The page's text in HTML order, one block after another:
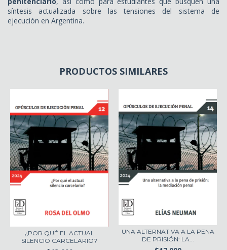
síntesis actualizada sobre las tensiones del sistema de
ejecución en Argentina.
PRODUCTOS SIMILARES
¿POR QUÉ EL ACTUAL
SILENCIO CARCELARIO?
UNA ALTERNATIVA A LA PENA
DE PRISIÓN: LA...